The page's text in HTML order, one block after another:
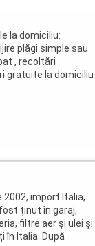
la domiciliu:
plăgi simple sau
, recoltări
gratuite la domiciliu
import Italia,
ținut în garaj,
filtre aer și ulei și
în Italia. După